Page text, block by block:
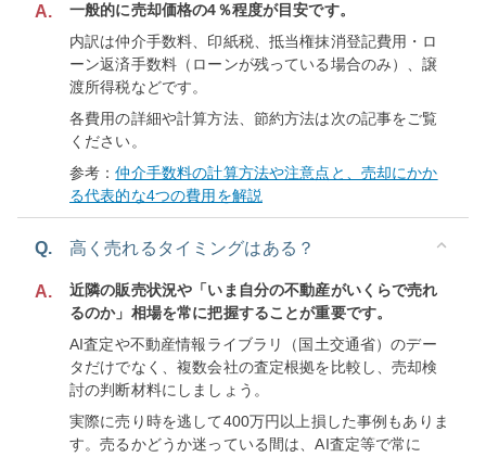
A.
一般的に売却価格の4％程度が目安です。
内訳は仲介手数料、印紙税、抵当権抹消登記費用・ロ
ーン返済手数料（ローンが残っている場合のみ）、譲
渡所得税などです。
各費用の詳細や計算方法、節約方法は次の記事をご覧
ください。
参考：仲介手数料の計算方法や注意点と、売却にかか
る代表的な4つの費用を解説
Q. 高く売れるタイミングはある？
A.
近隣の販売状況や「いま自分の不動産がいくらで売れ
るのか」相場を常に把握することが重要です。
AI査定や不動産情報ライブラリ（国土交通省）のデー
タだけでなく、複数会社の査定根拠を比較し、売却検
討の判断材料にしましょう。
実際に売り時を逃して400万円以上損した事例もありま
す。売るかどうか迷っている間は、AI査定等で常に